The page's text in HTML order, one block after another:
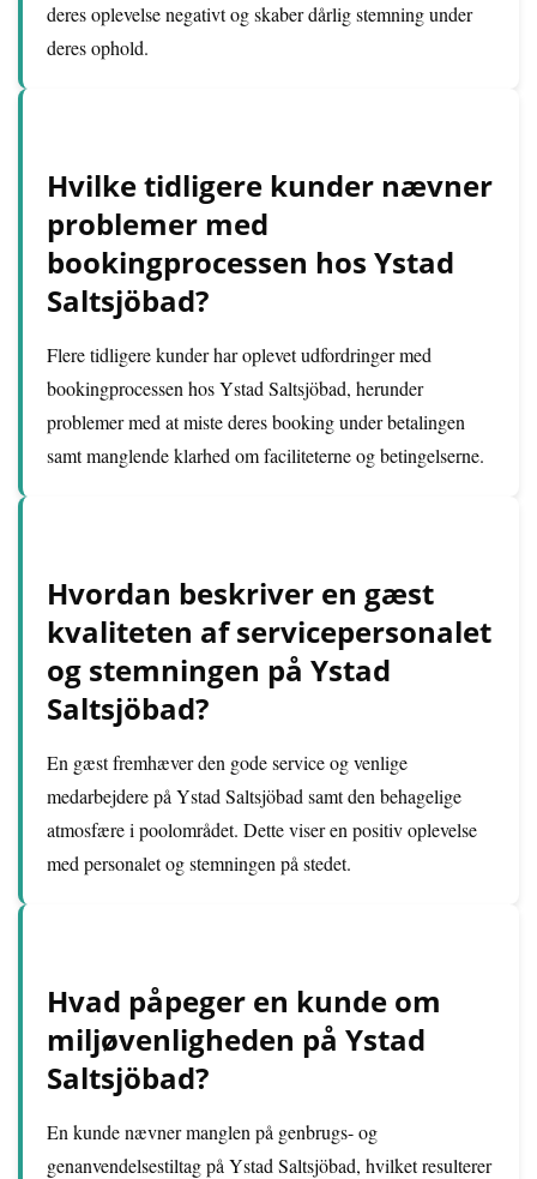
deres oplevelse negativt og skaber dårlig stemning under
deres ophold.
Hvilke tidligere kunder nævner
problemer med
bookingprocessen hos Ystad
Saltsjöbad?
Flere tidligere kunder har oplevet udfordringer med
bookingprocessen hos Ystad Saltsjöbad, herunder
problemer med at miste deres booking under betalingen
samt manglende klarhed om faciliteterne og betingelserne.
Hvordan beskriver en gæst
kvaliteten af servicepersonalet
og stemningen på Ystad
Saltsjöbad?
En gæst fremhæver den gode service og venlige
medarbejdere på Ystad Saltsjöbad samt den behagelige
atmosfære i poolområdet. Dette viser en positiv oplevelse
med personalet og stemningen på stedet.
Hvad påpeger en kunde om
miljøvenligheden på Ystad
Saltsjöbad?
En kunde nævner manglen på genbrugs- og
genanvendelsestiltag på Ystad Saltsjöbad, hvilket resulterer